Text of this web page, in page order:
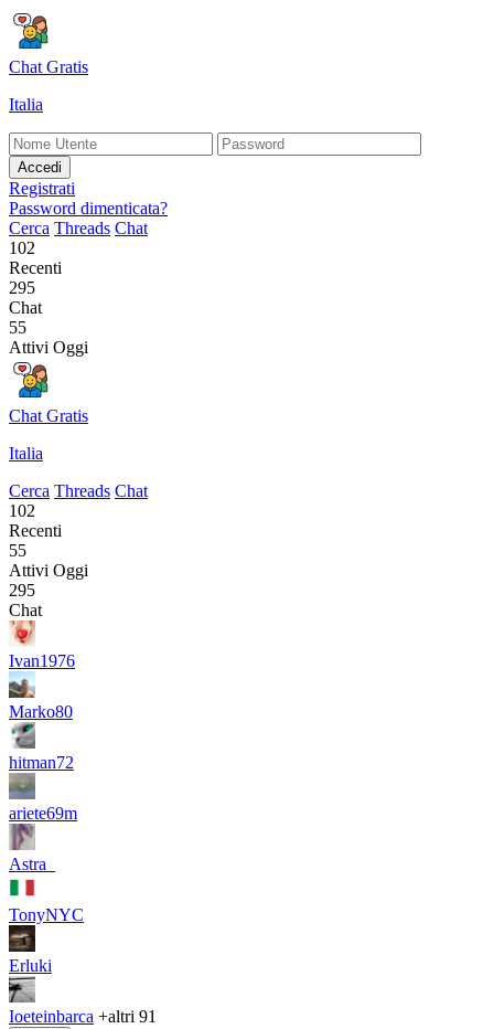
Chat Gratis
Italia
Accedi
Registrati
Password dimenticata?
Cerca Threads Chat
102
Recenti
295
Chat
55
Attivi Oggi
Chat Gratis
Italia
Cerca Threads Chat
102
Recenti
55
Attivi Oggi
295
Chat
Ivan1976
Marko80
hitman72
ariete69m
Astra_
TonyNYC
Erluki
Ioeteinbarca +altri 91